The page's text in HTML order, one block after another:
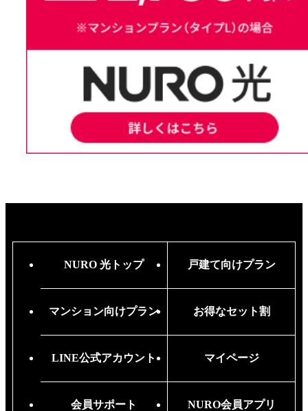
NURO 光トップ 戸建て向けプラン
マンション向けプラン お得なセット割
LINE公式アカウント マイページ
会員サポート NURO会員アプリ